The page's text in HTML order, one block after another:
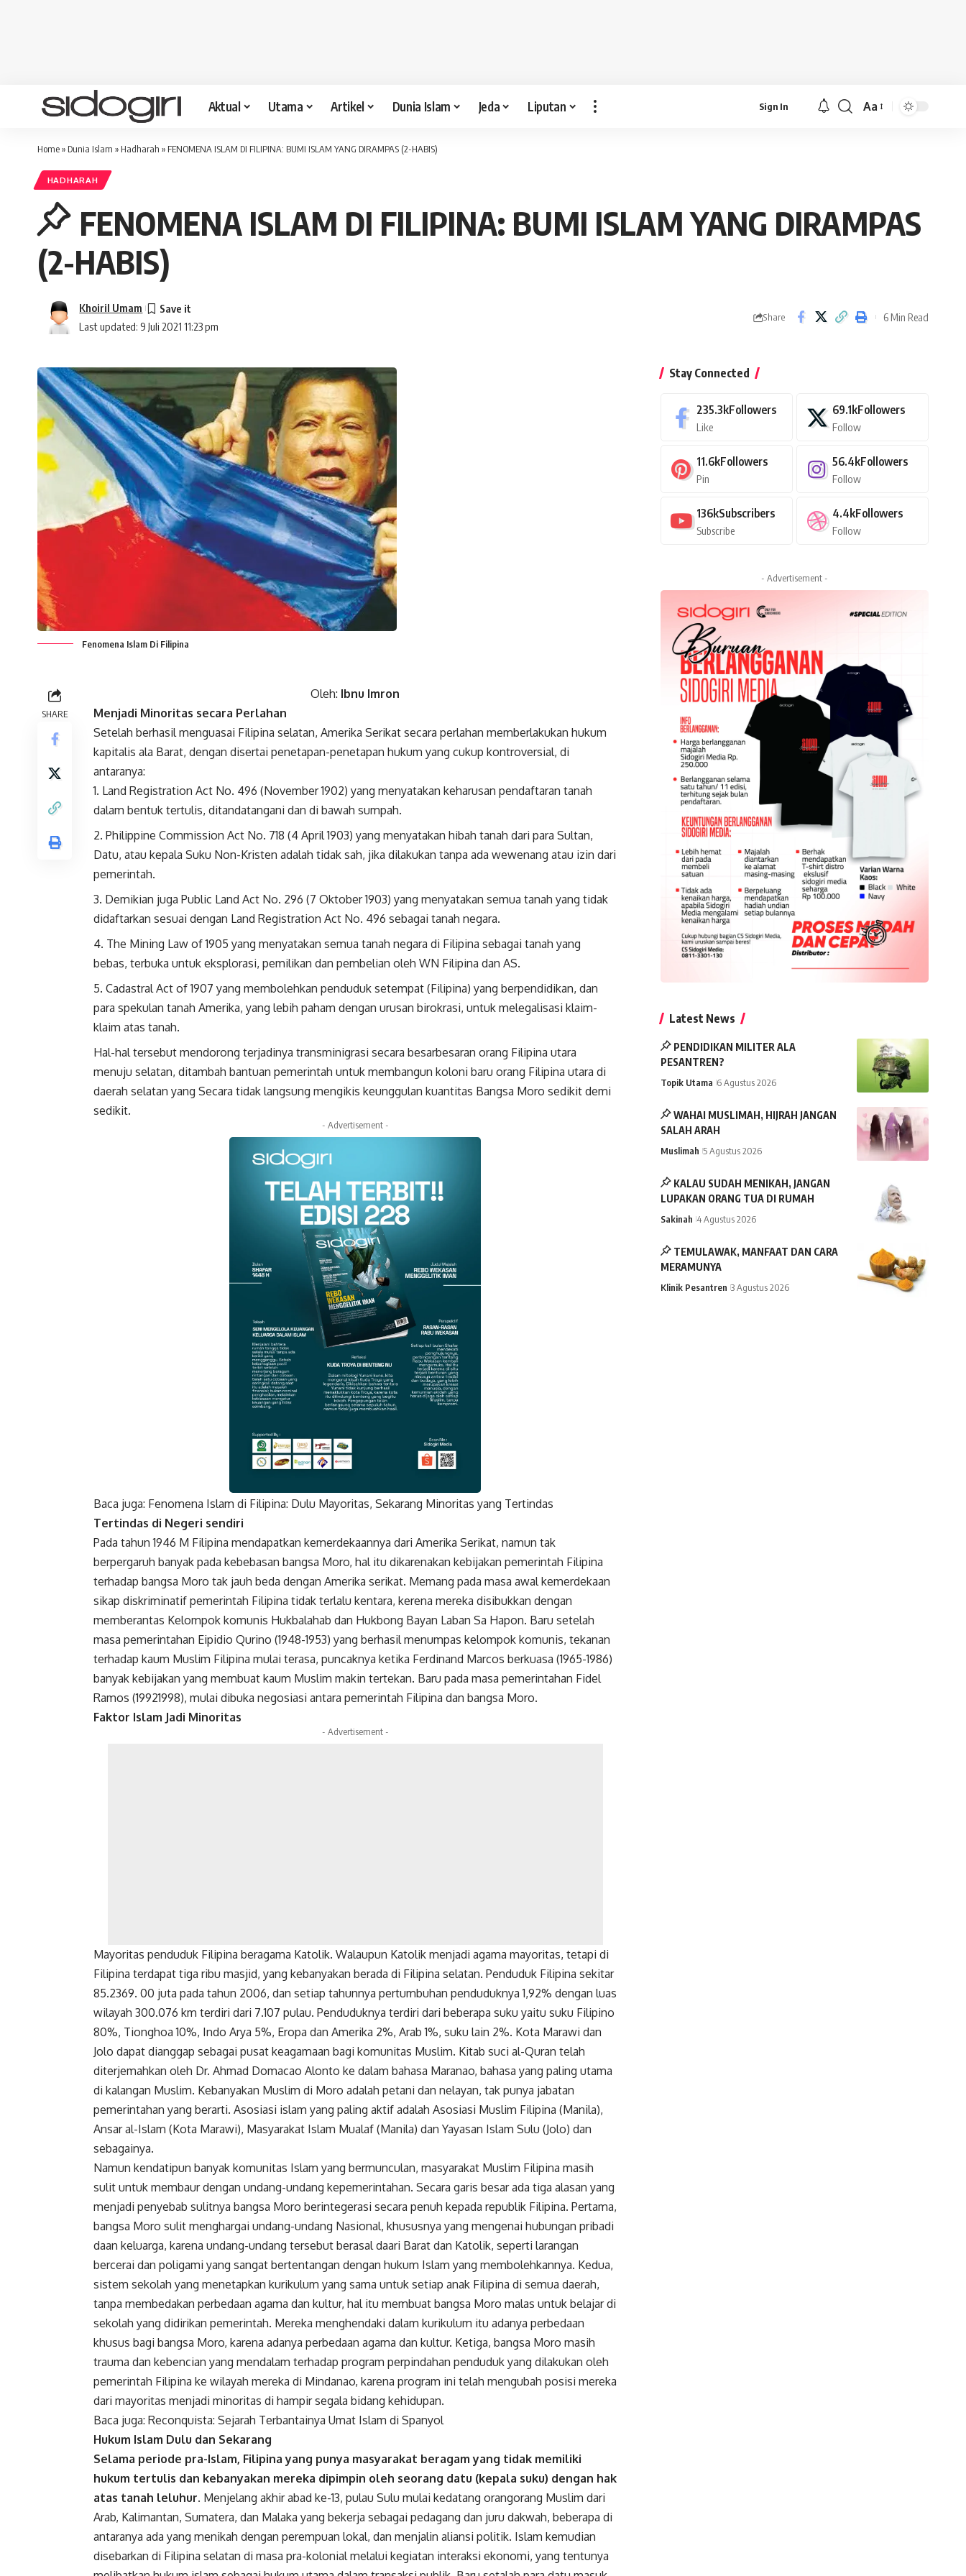
Aktual Utama Artikel Dunia Islam Jeda Liputan Sign In
Font
Aa
Home» Dunia Islam » Hadharah » FENOMENA ISLAM DI FILIPINA: BUMI ISLAM YANG DIRAMPAS (2-HABIS)
HADHARAH
FENOMENA ISLAM DI FILIPINA: BUMI ISLAM YANG DIRAMPAS
(2-HABIS)
Last updated: 9 Juli 2021 11:23 pm
Khoiril Umam
Share 6 Min Read
Fenomena Islam Di Filipina
SHARE
Oleh: Ibnu Imron
Menjadi Minoritas secara Perlahan
Setelah berhasil menguasai Filipina selatan, Amerika Serikat secara perlahan memberlakukan hukum
kapitalis ala Barat, dengan disertai penetapan-penetapan hukum yang cukup kontroversial, di
antaranya:
Land Registration Act No. 496 (November 1902) yang menyatakan keharusan pendaftaran tanah
dalam bentuk tertulis, ditandatangani dan di bawah sumpah.
Philippine Commission Act No. 718 (4 April 1903) yang menyatakan hibah tanah dari para Sultan,
Datu, atau kepala Suku Non-Kristen adalah tidak sah, jika dilakukan tanpa ada wewenang atau izin dari
pemerintah.
Demikian juga Public Land Act No. 296 (7 Oktober 1903) yang menyatakan semua tanah yang tidak
didaftarkan sesuai dengan Land Registration Act No. 496 sebagai tanah negara.
The Mining Law of 1905 yang menyatakan semua tanah negara di Filipina sebagai tanah yang
bebas, terbuka untuk eksplorasi, pemilikan dan pembelian oleh WN Filipina dan AS.
Cadastral Act of 1907 yang membolehkan penduduk setempat (Filipina) yang berpendidikan, dan
para spekulan tanah Amerika, yang lebih paham dengan urusan birokrasi, untuk melegalisasi klaim-
klaim atas tanah.
Hal-hal tersebut mendorong terjadinya transminigrasi secara besarbesaran orang Filipina utara
menuju selatan, ditambah bantuan pemerintah untuk membangun koloni baru orang Filipina utara di
daerah selatan yang Secara tidak langsung mengikis keunggulan kuantitas Bangsa Moro sedikit demi
sedikit.
- Advertisement -
Facebook
Gmail
Baca juga: Fenomena Islam di Filipina: Dulu Mayoritas, Sekarang Minoritas yang Tertindas
Tertindas di Negeri sendiri
Pada tahun 1946 M Filipina mendapatkan kemerdekaannya dari Amerika Serikat, namun tak
berpergaruh banyak pada kebebasan bangsa Moro, hal itu dikarenakan kebijakan pemerintah Filipina
terhadap bangsa Moro tak jauh beda dengan Amerika serikat. Memang pada masa awal kemerdekaan
sikap diskriminatif pemerintah Filipina tidak terlalu kentara, kerena mereka disibukkan dengan
memberantas Kelompok komunis Hukbalahab dan Hukbong Bayan Laban Sa Hapon. Baru setelah
masa pemerintahan Eipidio Qurino (1948-1953) yang berhasil menumpas kelompok komunis, tekanan
terhadap kaum Muslim Filipina mulai terasa, puncaknya ketika Ferdinand Marcos berkuasa (1965-1986)
banyak kebijakan yang membuat kaum Muslim makin tertekan. Baru pada masa pemerintahan Fidel
Ramos (19921998), mulai dibuka negosiasi antara pemerintah Filipina dan bangsa Moro.
Faktor Islam Jadi Minoritas
- Advertisement -
Mayoritas penduduk Filipina beragama Katolik. Walaupun Katolik menjadi agama mayoritas, tetapi di
Filipina terdapat tiga ribu masjid, yang kebanyakan berada di Filipina selatan. Penduduk Filipina sekitar
85.2369. 00 juta pada tahun 2006, dan setiap tahunnya pertumbuhan penduduknya 1,92% dengan luas
wilayah 300.076 km terdiri dari 7.107 pulau. Penduduknya terdiri dari beberapa suku yaitu suku Filipino
80%, Tionghoa 10%, Indo Arya 5%, Eropa dan Amerika 2%, Arab 1%, suku lain 2%. Kota Marawi dan
Jolo dapat dianggap sebagai pusat keagamaan bagi komunitas Muslim. Kitab suci al-Quran telah
diterjemahkan oleh Dr. Ahmad Domacao Alonto ke dalam bahasa Maranao, bahasa yang paling utama
di kalangan Muslim. Kebanyakan Muslim di Moro adalah petani dan nelayan, tak punya jabatan
pemerintahan yang berarti. Asosiasi islam yang paling aktif adalah Asosiasi Muslim Filipina (Manila),
Ansar al-Islam (Kota Marawi), Masyarakat Islam Mualaf (Manila) dan Yayasan Islam Sulu (Jolo) dan
sebagainya.
Namun kendatipun banyak komunitas Islam yang bermunculan, masyarakat Muslim Filipina masih
sulit untuk membaur dengan undang-undang kepemerintahan. Secara garis besar ada tiga alasan yang
menjadi penyebab sulitnya bangsa Moro berintegerasi secara penuh kepada republik Filipina. Pertama,
bangsa Moro sulit menghargai undang-undang Nasional, khususnya yang mengenai hubungan pribadi
daan keluarga, karena undang-undang tersebut berasal daari Barat dan Katolik, seperti larangan
bercerai dan poligami yang sangat bertentangan dengan hukum Islam yang membolehkannya. Kedua,
sistem sekolah yang menetapkan kurikulum yang sama untuk setiap anak Filipina di semua daerah,
tanpa membedakan perbedaan agama dan kultur, hal itu membuat bangsa Moro malas untuk belajar di
sekolah yang didirikan pemerintah. Mereka menghendaki dalam kurikulum itu adanya perbedaan
khusus bagi bangsa Moro, karena adanya perbedaan agama dan kultur. Ketiga, bangsa Moro masih
trauma dan kebencian yang mendalam terhadap program perpindahan penduduk yang dilakukan oleh
pemerintah Filipina ke wilayah mereka di Mindanao, karena program ini telah mengubah posisi mereka
dari mayoritas menjadi minoritas di hampir segala bidang kehidupan.
Baca juga: Reconquista: Sejarah Terbantainya Umat Islam di Spanyol
Hukum Islam Dulu dan Sekarang
Selama periode pra-Islam, Filipina yang punya masyarakat beragam yang tidak memiliki
hukum tertulis dan kebanyakan mereka dipimpin oleh seorang datu (kepala suku) dengan hak
atas tanah leluhur. Menjelang akhir abad ke-13, pulau Sulu mulai kedatang orangorang Muslim dari
Arab, Kalimantan, Sumatera, dan Malaka yang bekerja sebagai pedagang dan juru dakwah, beberapa di
antaranya ada yang menikah dengan perempuan lokal, dan menjalin aliansi politik. Islam kemudian
disebarkan di Filipina selatan di masa pra-kolonial melalui kegiatan interaksi ekonomi, yang tentunya
Stay Connected
235.3kFollowers
Like
69.1kFollowers
Follow
11.6kFollowers
Pin
56.4kFollowers
Follow
136kSubscribers
Subscribe
4.4kFollowers
Follow
- Advertisement -
Latest News
PENDIDIKAN MILITER ALA
PESANTREN?
Topik Utama 6 Agustus 2026
WAHAI MUSLIMAH, HIJRAH JANGAN
SALAH ARAH
Muslimah 5 Agustus 2026
KALAU SUDAH MENIKAH, JANGAN
LUPAKAN ORANG TUA DI RUMAH
Sakinah 4 Agustus 2026
TEMULAWAK, MANFAAT DAN CARA
MERAMUNYA
Klinik Pesantren 3 Agustus 2026